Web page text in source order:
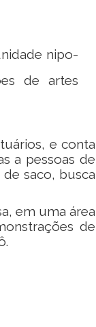
nipo-
de artes
e conta
a pessoas de
saco, busca
em uma área
de